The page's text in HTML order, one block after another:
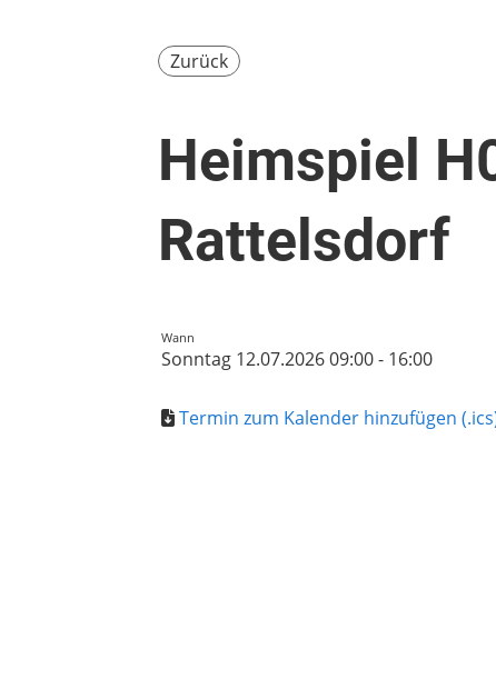
Zurück
Heimspiel
Rattelsdorf
Wann
Sonntag 12.07.2026 09:00 - 16:00
Termin zum Kalender hinzufügen